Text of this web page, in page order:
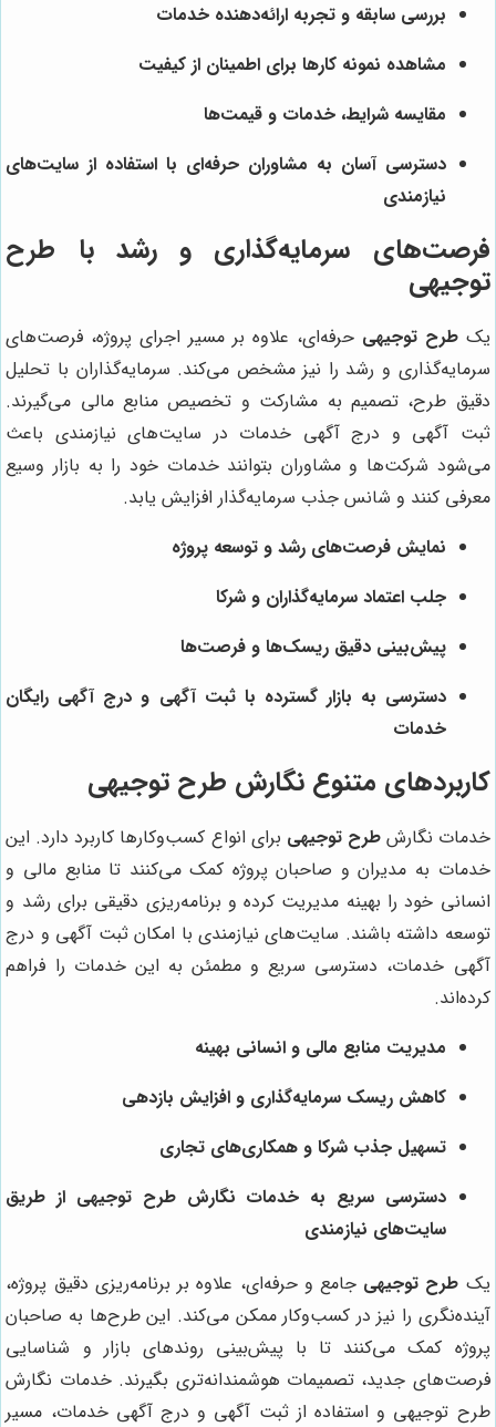
بررسی سابقه و تجربه ارائه‌دهنده خدمات
مشاهده نمونه کارها برای اطمینان از کیفیت
مقایسه شرایط، خدمات و قیمت‌ها
دسترسی آسان به مشاوران حرفه‌ای با استفاده از سایت‌های
نیازمندی
فرصت‌های سرمایه‌گذاری و رشد با طرح
توجیهی
یکطرح توجیهی حرفه‌ای، علاوه بر مسیر اجرای پروژه، فرصت‌های
سرمایه‌گذاری و رشد را نیز مشخص می‌کند. سرمایه‌گذاران با تحلیل
دقیق طرح، تصمیم به مشارکت و تخصیص منابع مالی می‌گیرند.
ثبت آگهی و درج آگهی خدمات در سایت‌های نیازمندی باعث
می‌شود شرکت‌ها و مشاوران بتوانند خدمات خود را به بازار وسیع
معرفی کنند و شانس جذب سرمایه‌گذار افزایش یابد.
نمایش فرصت‌های رشد و توسعه پروژه
جلب اعتماد سرمایه‌گذاران و شرکا
پیش‌بینی دقیق ریسک‌ها و فرصت‌ها
دسترسی به بازار گسترده با ثبت آگهی و درج آگهی رایگان
خدمات
کاربردهای متنوع نگارش طرح توجیهی
خدمات نگارشطرح توجیهی برای انواع کسب‌وکارها کاربرد دارد. این
خدمات به مدیران و صاحبان پروژه کمک می‌کنند تا منابع مالی و
انسانی خود را بهینه مدیریت کرده و برنامه‌ریزی دقیقی برای رشد و
توسعه داشته باشند. سایت‌های نیازمندی با امکان ثبت آگهی و درج
آگهی خدمات، دسترسی سریع و مطمئن به این خدمات را فراهم
کرده‌اند.
مدیریت منابع مالی و انسانی بهینه
کاهش ریسک سرمایه‌گذاری و افزایش بازدهی
تسهیل جذب شرکا و همکاری‌های تجاری
دسترسی سریع به خدمات نگارش طرح توجیهی از طریق
سایت‌های نیازمندی
یک طرح توجیهی جامع و حرفه‌ای، علاوه بر برنامه‌ریزی دقیق پروژه،
آینده‌نگری را نیز در کسب‌وکار ممکن می‌کند. این طرح‌ها به صاحبان
پروژه کمک می‌کنند تا با پیش‌بینی روندهای بازار و شناسایی
فرصت‌های جدید، تصمیمات هوشمندانه‌تری بگیرند. خدمات نگارش
طرح توجیهی و استفاده از ثبت آگهی و درج آگهی خدمات، مسیر